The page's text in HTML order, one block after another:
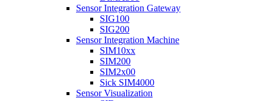
Sensor Integration Gateway
SIG100
SIG200
Sensor Integration Machine
SIM10xx
SIM200
SIM2x00
Sick SIM4000
Sensor Visualization